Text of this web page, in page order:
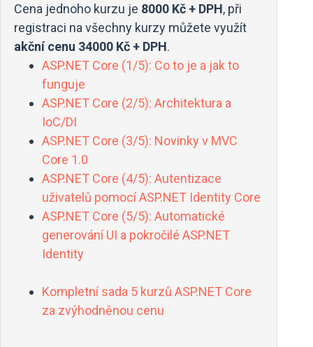
Cena jednoho kurzu je 8000 Kč + DPH, při
registraci na všechny kurzy můžete využít
akční cenu 34000 Kč + DPH.
ASP.NET Core (1/5): Co to je a jak to
funguje
ASP.NET Core (2/5): Architektura a
IoC/DI
ASP.NET Core (3/5): Novinky v MVC
Core 1.0
ASP.NET Core (4/5): Autentizace
uživatelů pomocí ASP.NET Identity Core
ASP.NET Core (5/5): Automatické
generování UI a pokročilé ASP.NET
Identity
Kompletní sada 5 kurzů ASP.NET Core
za zvýhodněnou cenu